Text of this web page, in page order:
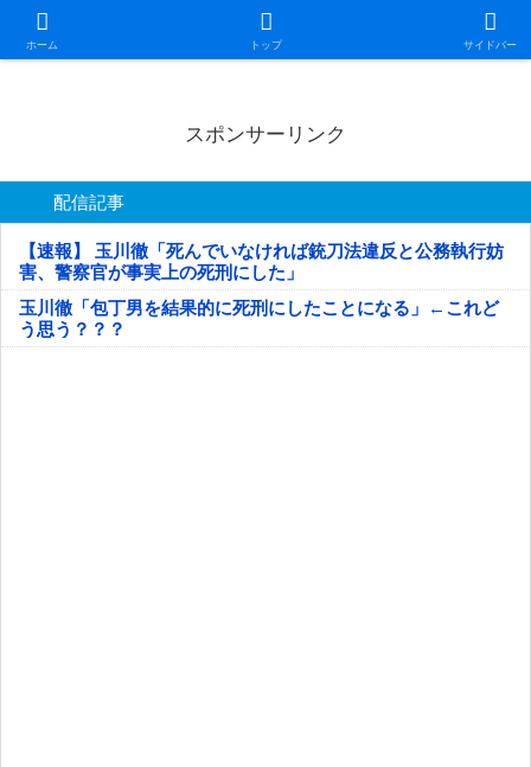
ホーム トップ サイドバー
日本第一！ニュース録
スポンサーリンク
配信記事
【速報】 玉川徹「死んでいなければ銃刀法違反と公務執行妨
害、警察官が事実上の死刑にした」
玉川徹「包丁男を結果的に死刑にしたことになる」←これど
う思う？？？